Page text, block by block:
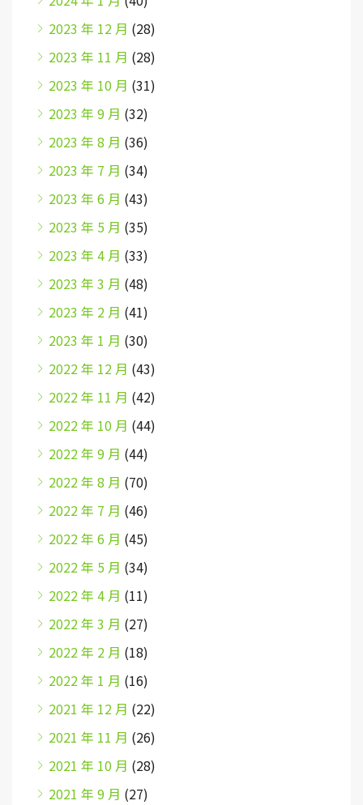
2023 年 12 月 (28)
2023 年 11 月 (28)
2023 年 10 月 (31)
2023 年 9 月 (32)
2023 年 8 月 (36)
2023 年 7 月 (34)
2023 年 6 月 (43)
2023 年 5 月 (35)
2023 年 4 月 (33)
2023 年 3 月 (48)
2023 年 2 月 (41)
2023 年 1 月 (30)
2022 年 12 月 (43)
2022 年 11 月 (42)
2022 年 10 月 (44)
2022 年 9 月 (44)
2022 年 8 月 (70)
2022 年 7 月 (46)
2022 年 6 月 (45)
2022 年 5 月 (34)
2022 年 4 月 (11)
2022 年 3 月 (27)
2022 年 2 月 (18)
2022 年 1 月 (16)
2021 年 12 月 (22)
2021 年 11 月 (26)
2021 年 10 月 (28)
2021 年 9 月 (27)